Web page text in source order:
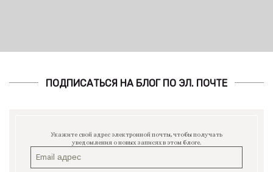
ПОДПИСАТЬСЯ НА БЛОГ ПО ЭЛ. ПОЧТЕ
Укажите свой адрес электронной почты, чтобы получать
уведомления о новых записях в этом блоге.